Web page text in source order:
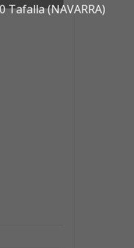
Tafalla (NAVARRA)